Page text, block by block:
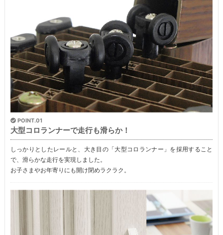
POINT.01
大型コロランナーで走行も滑らか！
しっかりとしたレールと、大き目の「大型コロランナー」を採用すること
で、滑らかな走行を実現しました。
お子さまやお年寄りにも開け閉めラクラク。